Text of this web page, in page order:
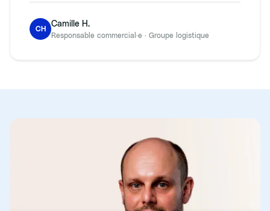
CH
Camille H.
Responsable commercial·e · Groupe logistique